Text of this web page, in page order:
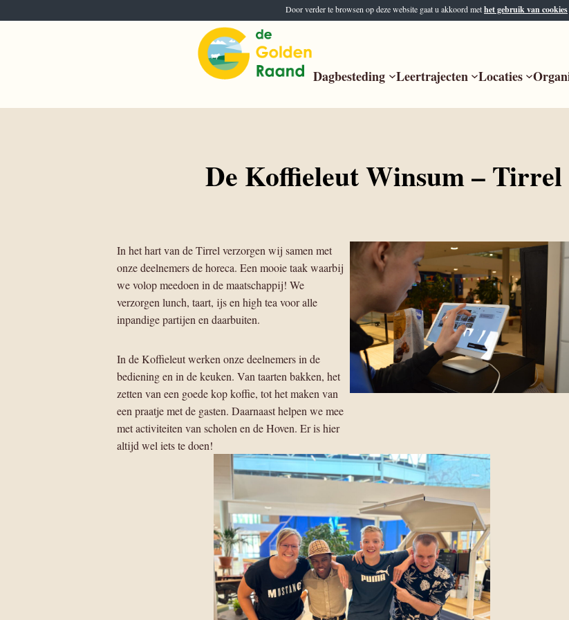
Dagbesteding Leertrajecten Locaties
De Koffieleut Winsum – Tirrel
In het hart van de Tirrel verzorgen wij samen met
onze deelnemers de horeca. Een mooie taak waarbij
we volop meedoen in de maatschappij! We
verzorgen lunch, taart, ijs en high tea voor alle
inpandige partijen en daarbuiten.
In de Koffieleut werken onze deelnemers in de
bediening en in de keuken. Van taarten bakken, het
zetten van een goede kop koffie, tot het maken van
een praatje met de gasten. Daarnaast helpen we mee
met activiteiten van scholen en de Hoven. Er is hier
altijd wel iets te doen!
Door verder te browsen op deze website gaat u akkoord methet gebruik van cookies